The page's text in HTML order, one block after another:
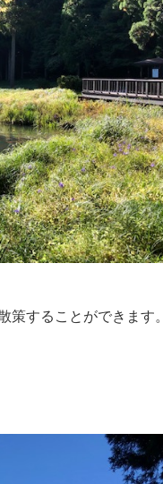
策することができます。